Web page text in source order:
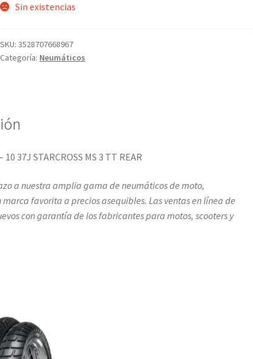
Sin existencias
SKU:3528707668967
Categoría: Neumáticos
10 37J STARCROSS MS 3 TT REAR
a nuestra amplia gama de neumáticos de moto,
favorita a precios asequibles. Las ventas en línea de
con garantía de los fabricantes para motos, scooters y